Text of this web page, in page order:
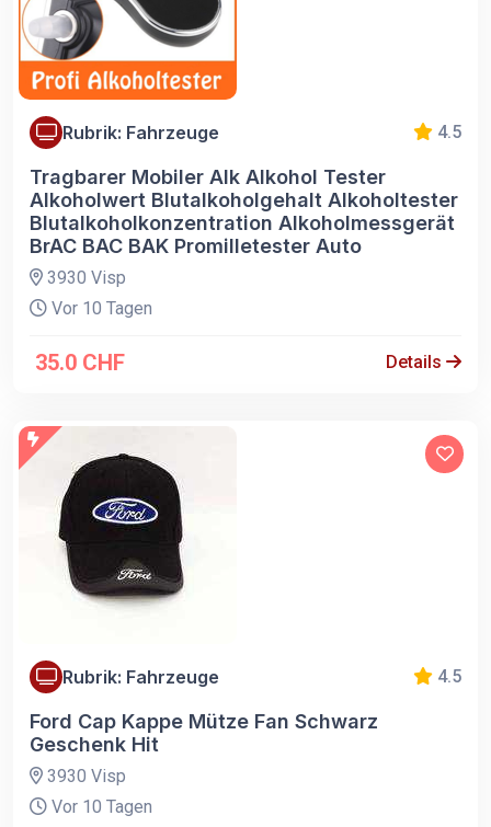
Rubrik: Fahrzeuge 4.5
Tragbarer Mobiler Alk Alkohol Tester
Alkoholwert Blutalkoholgehalt Alkoholtester
Blutalkoholkonzentration Alkoholmessgerät
BrAC BAC BAK Promilletester Auto
3930 Visp
Vor 10 Tagen
35.0 CHF Details
Rubrik: Fahrzeuge 4.5
Ford Cap Kappe Mütze Fan Schwarz
Geschenk Hit
3930 Visp
Vor 10 Tagen